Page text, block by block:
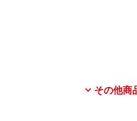
その他商